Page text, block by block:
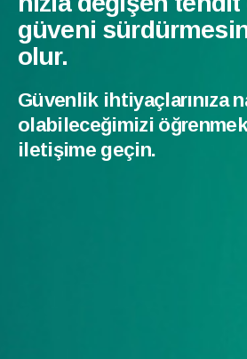
güveni
olur.
Güvenlik ihtiyaçlarınıza
olabileceğimizi
iletişime geçin.